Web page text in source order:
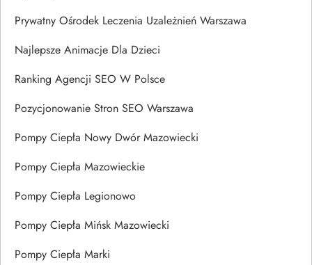
Prywatny Ośrodek Leczenia Uzależnień Warszawa
Najlepsze Animacje Dla Dzieci
Ranking Agencji SEO W Polsce
Pozycjonowanie Stron SEO Warszawa
Pompy Ciepła Nowy Dwór Mazowiecki
Pompy Ciepła Mazowieckie
Pompy Ciepła Legionowo
Pompy Ciepła Mińsk Mazowiecki
Pompy Ciepła Marki